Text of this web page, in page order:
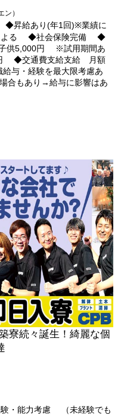
ン）
昇給あり(年1回)※業績に
よる ◆社会保険完備 ◆
供5,000円 ※試用期間あ
◆交通費支給支給 月額
・経験を最大限考慮あ
合もあり→給与に影響はあ
寮続々誕生！綺麗な個
・能力考慮 （未経験でも